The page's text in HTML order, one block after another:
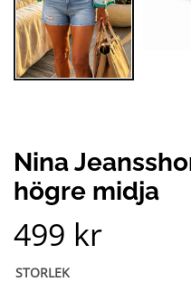
Nina
högre midja
499 kr
STORLEK